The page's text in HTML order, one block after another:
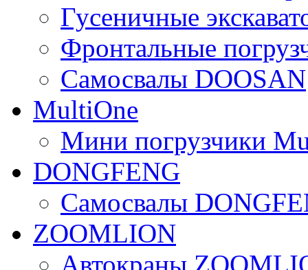
Гусеничные
Фронтальные
Самосвалы DOOSAN
MultiOne
Мини погрузчики
DONGFENG
Самосвалы
ZOOMLION
Автокраны